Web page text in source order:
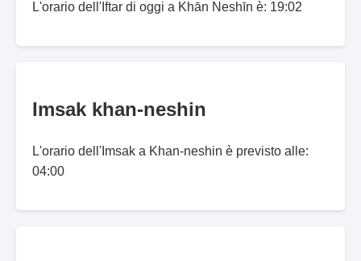
L'orario dell'Iftar di oggi a Khān Neshīn è: 19:02
Imsak khan-neshin
L'orario dell'Imsak a Khan-neshin è previsto alle:
04:00